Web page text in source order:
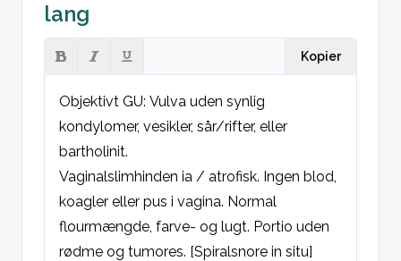
lang
Kopier
Objektivt GU: Vulva uden synlig
kondylomer, vesikler, sår/rifter, eller
bartholinit.
Vaginalslimhinden ia / atrofisk. Ingen blod,
koagler eller pus i vagina. Normal
flourmængde, farve- og lugt. Portio uden
rødme og tumores. [Spiralsnore in situ]